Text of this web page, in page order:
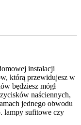
instalacji
którą przewidujesz w
będziesz mógł
naściennych,
jednego obwodu
lampy sufitowe czy